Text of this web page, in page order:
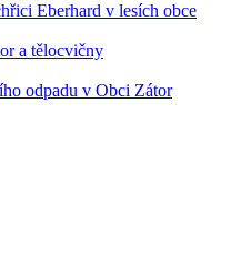
Eberhard v lesích obce
a tělocvičny
odpadu v Obci Zátor